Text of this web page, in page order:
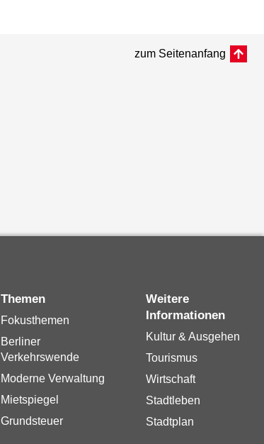
zum Seitenanfang
Themen
Fokusthemen
Berliner
Verkehrswende
Moderne Verwaltung
Mietspiegel
Grundsteuer
Weitere
Informationen
Kultur & Ausgehen
Tourismus
Wirtschaft
Stadtleben
Stadtplan